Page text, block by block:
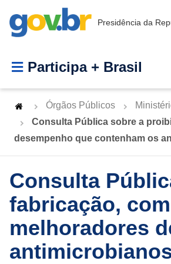
Presidência da
Participa + Brasil
Órgãos Públicos
Consulta Pública sobre a
desempenho que contenham os
Consulta
fabricação,
melhoradores